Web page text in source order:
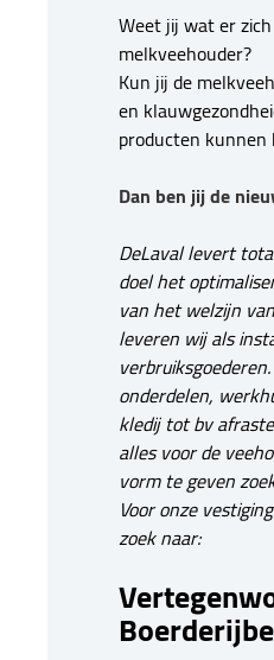
Weet jij wat er
melkveehouder?
Kun jij de
en
producten kunnen
Dan ben jij de
DeLaval levert
doel het
van het welzijn
leveren wij als
onderdelen,
kledij tot bv
alles voor de
vorm te geven
Voor onze
zoek naar: